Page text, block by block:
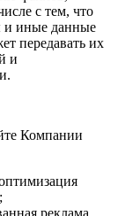
с тем, что
и иные данные
передавать их
и
Компании
реклама